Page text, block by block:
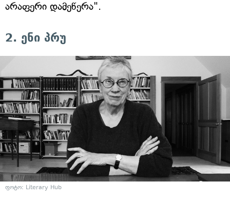
არაფერი დამეწერა".
2. ენი პრუ
ფოტო: Literary Hub